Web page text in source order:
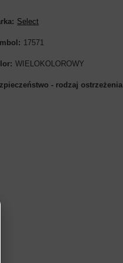
Select
17571
WIELOKOLOROWY
- rodzaj ostrzeżenia